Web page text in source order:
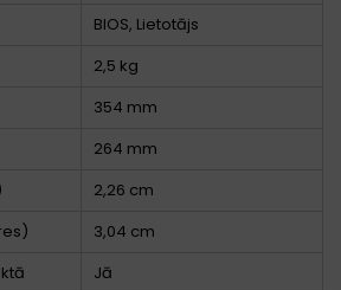
BIOS, Lietotājs
2,5 kg
354 mm
264 mm
2,26 cm
3,04 cm
Jā